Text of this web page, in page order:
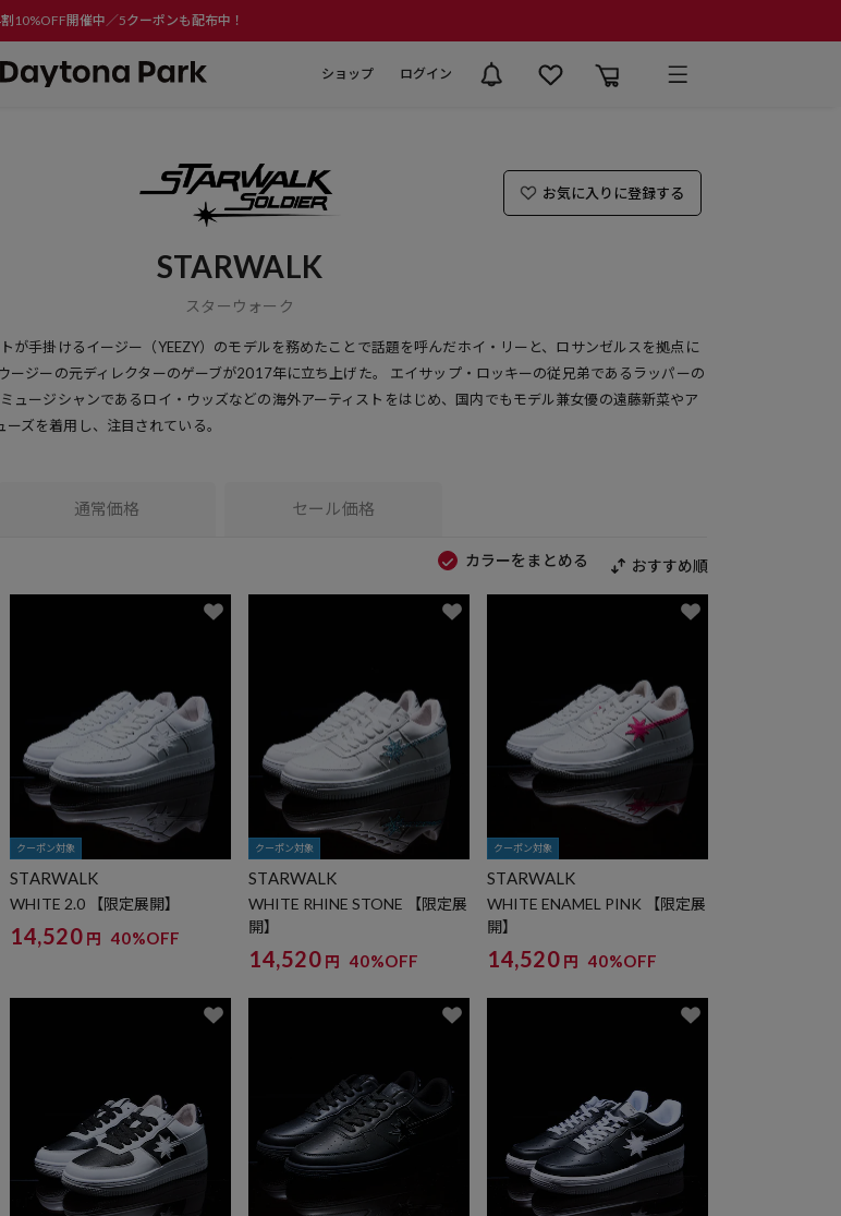
10%OFF開催中／5クーポンも配布中！
ショップ ログイン
お気に入りに登録する
STARWALK
スターウォーク
が手掛けるイージー（YEEZY）のモデルを務めたことで話題を呼んだホイ・リーと、ロサンゼルスを拠点に
ージーの元ディレクターのゲーブが2017年に立ち上げた。 エイサップ・ロッキーの従兄弟であるラッパーの
ュージシャンであるロイ・ウッズなどの海外アーティストをはじめ、国内でもモデル兼女優の遠藤新菜やア
ズを着用し、注目されている。
通常価格 セール価格
カラーをまとめる おすすめ順
クーポン対象
STARWALK
WHITE 2.0 【限定展開】
14,520 円 40%OFF
クーポン対象
STARWALK
WHITE RHINE STONE 【限定展
開】
14,520 円 40%OFF
クーポン対象
STARWALK
WHITE ENAMEL PINK 【限定展
開】
14,520 円 40%OFF